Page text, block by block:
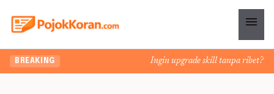
menu
BREAKING Ingin upgrade skill tanpa ribet?